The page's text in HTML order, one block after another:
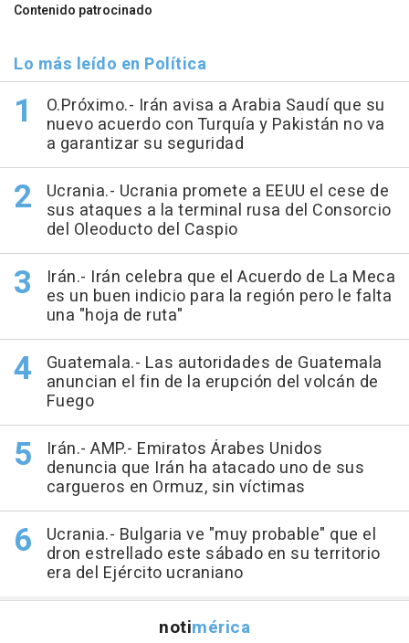
Contenido patrocinado
Lo más leído en Política
O.Próximo.- Irán avisa a Arabia Saudí que su
nuevo acuerdo con Turquía y Pakistán no va
a garantizar su seguridad
Ucrania.- Ucrania promete a EEUU el cese de
sus ataques a la terminal rusa del Consorcio
del Oleoducto del Caspio
Irán.- Irán celebra que el Acuerdo de La Meca
es un buen indicio para la región pero le falta
una "hoja de ruta"
Guatemala.- Las autoridades de Guatemala
anuncian el fin de la erupción del volcán de
Fuego
Irán.- AMP.- Emiratos Árabes Unidos
denuncia que Irán ha atacado uno de sus
cargueros en Ormuz, sin víctimas
Ucrania.- Bulgaria ve "muy probable" que el
dron estrellado este sábado en su territorio
era del Ejército ucraniano
notimérica